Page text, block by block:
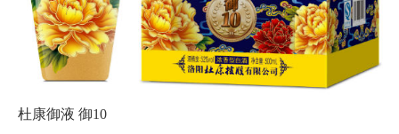
杜康御液 御10